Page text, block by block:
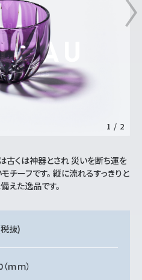
1 / 2
古くは神器とされ 災いを断ち運を
チーフです。 縦に流れるすっきりと
えた逸品です。
抜)
ｍｍ）